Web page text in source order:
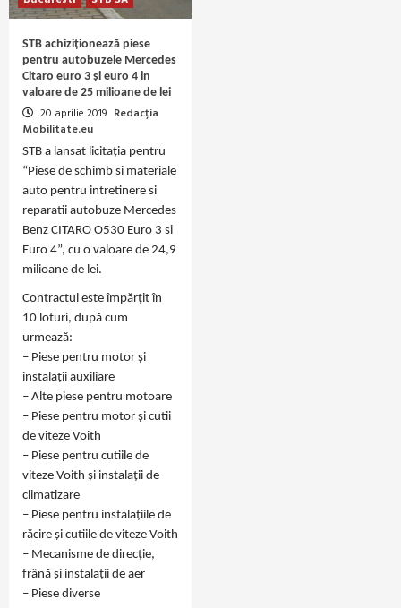
STB achiziționează piese
pentru autobuzele Mercedes
Citaro euro 3 și euro 4 in
valoare de 25 milioane de lei
20 aprilie 2019 Redacția
Mobilitate.eu
STB a lansat licitația pentru
“Piese de schimb si materiale
auto pentru intretinere si
reparatii autobuze Mercedes
Benz CITARO O530 Euro 3 si
Euro 4”, cu o valoare de 24,9
milioane de lei.
Contractul este împărțit în
10 loturi, după cum
urmează:
– Piese pentru motor și
instalații auxiliare
– Alte piese pentru motoare
– Piese pentru motor și cutii
de viteze Voith
– Piese pentru cutiile de
viteze Voith și instalații de
climatizare
– Piese pentru instalațiile de
răcire și cutiile de viteze Voith
– Mecanisme de direcție,
frână și instalații de aer
– Piese diverse